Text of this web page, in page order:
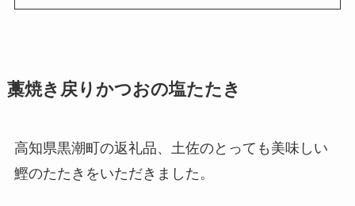
藁焼き戻りかつおの塩たたき
高知県黒潮町の返礼品、土佐のとっても美味しい
鰹のたたきをいただきました。